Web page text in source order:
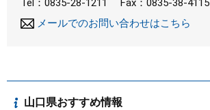
Tel：0835-28-1211
Fax：0835-38-4115
メールでのお問い合わせはこちら
山口県おすすめ情報